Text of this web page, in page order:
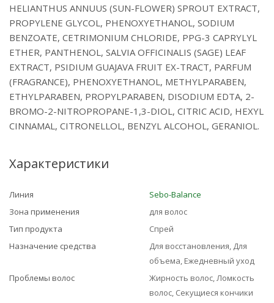
HELIANTHUS ANNUUS (SUN-FLOWER) SPROUT EXTRACT,
PROPYLENE GLYCOL, PHENOXYETHANOL, SODIUM
BENZOATE, CETRIMONIUM CHLORIDE, PPG-3 CAPRYLYL
ETHER, PANTHENOL, SALVIA OFFICINALIS (SAGE) LEAF
EXTRACT, PSIDIUM GUAJAVA FRUIT EX-TRACT, PARFUM
(FRAGRANCE), PHENOXYETHANOL, METHYLPARABEN,
ETHYLPARABEN, PROPYLPARABEN, DISODIUM EDTA, 2-
BROMO-2-NITROPROPANE-1,3-DIOL, CITRIC ACID, HEXYL
CINNAMAL, CITRONELLOL, BENZYL ALCOHOL, GERANIOL.
Характеристики
Линия
Sebo-Balance
Зона применения
для волос
Тип продукта
Спрей
Назначение средства
Для восстановления, Для
объема, Ежедневный уход
Проблемы волос
Жирность волос, Ломкость
волос, Секущиеся кончики